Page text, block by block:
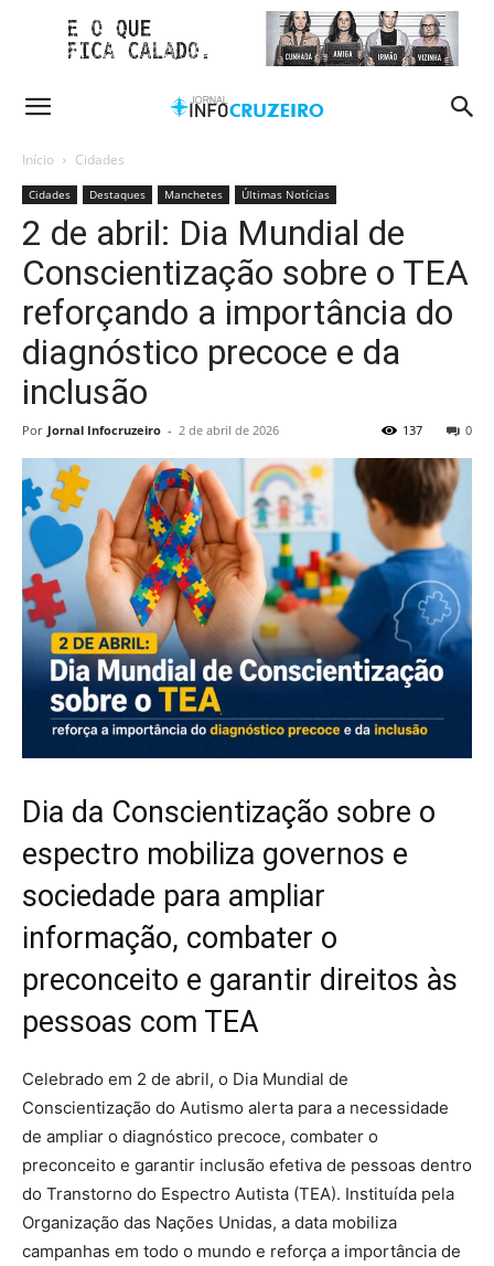
Início Cidades
Cidades Destaques Manchetes Últimas Notícias
2 de abril: Dia Mundial de
Conscientização sobre o TEA
reforçando a importância do
diagnóstico precoce e da
inclusão
Por Jornal Infocruzeiro - 2 de abril de 2026 0
137
Dia da Conscientização sobre o
espectro mobiliza governos e
sociedade para ampliar
informação, combater o
preconceito e garantir direitos às
pessoas com TEA
Celebrado em 2 de abril, o Dia Mundial de
Conscientização do Autismo alerta para a necessidade
de ampliar o diagnóstico precoce, combater o
preconceito e garantir inclusão efetiva de pessoas dentro
do Transtorno do Espectro Autista (TEA). Instituída pela
Organização das Nações Unidas, a data mobiliza
campanhas em todo o mundo e reforça a importância de